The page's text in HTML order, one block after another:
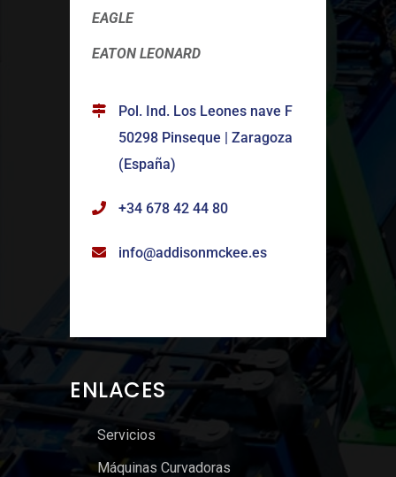
EAGLE
EATON LEONARD
Pol. Ind. Los Leones nave F
50298 Pinseque | Zaragoza
(España)
+34 678 42 44 80
info@addisonmckee.es
ENLACES
Servicios
Máquinas Curvadoras